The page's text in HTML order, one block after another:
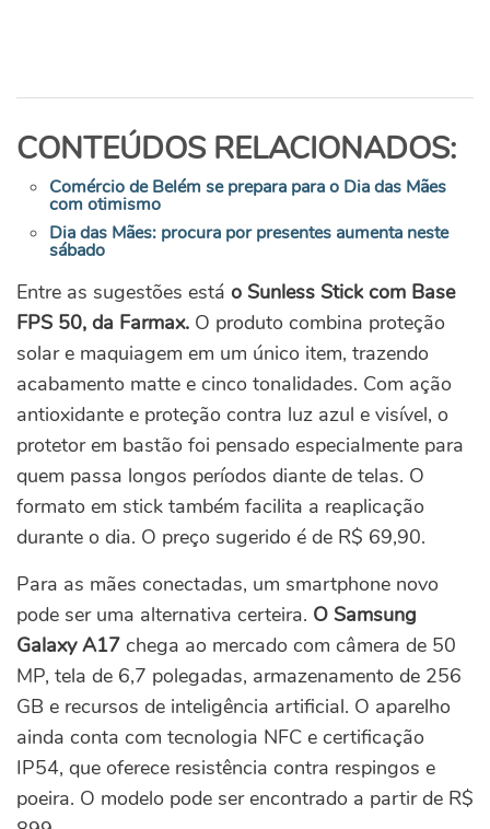
CONTEÚDOS RELACIONADOS:
Comércio de Belém se prepara para o Dia das Mães
com otimismo
Dia das Mães: procura por presentes aumenta neste
sábado
Entre as sugestões está o Sunless Stick com Base
FPS 50, da Farmax. O produto combina proteção
solar e maquiagem em um único item, trazendo
acabamento matte e cinco tonalidades. Com ação
antioxidante e proteção contra luz azul e visível, o
protetor em bastão foi pensado especialmente para
quem passa longos períodos diante de telas. O
formato em stick também facilita a reaplicação
durante o dia. O preço sugerido é de R$ 69,90.
Para as mães conectadas, um smartphone novo
pode ser uma alternativa certeira. O Samsung
Galaxy A17 chega ao mercado com câmera de 50
MP, tela de 6,7 polegadas, armazenamento de 256
GB e recursos de inteligência artificial. O aparelho
ainda conta com tecnologia NFC e certificação
IP54, que oferece resistência contra respingos e
poeira. O modelo pode ser encontrado a partir de R$